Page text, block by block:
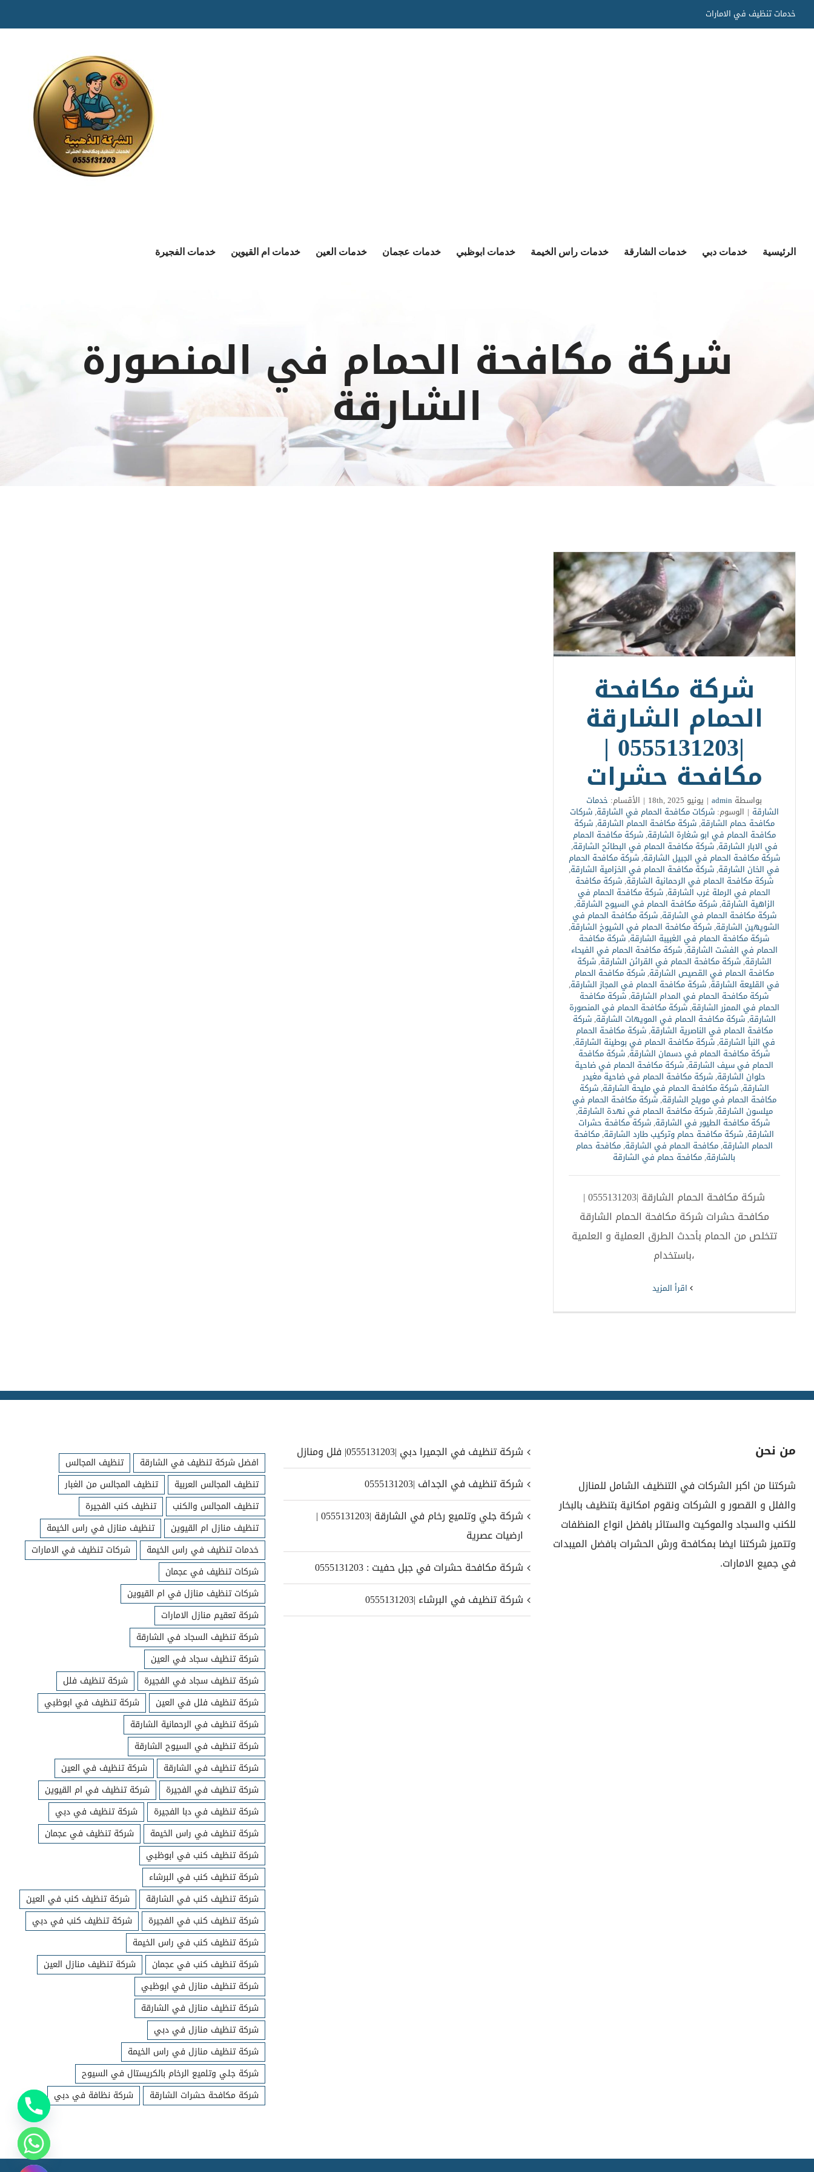
to
خدمات تنظيف في الامارات
الرئيسية خدمات دبي خدمات الشارقة خدمات راس الخيمة خدمات ابوظبي خدمات عجمان خدمات العين خدمات ام القيوين خدمات الفجيرة
شركة مكافحة الحمام في المنصورة
الشارقة
شركة مكافحة
الحمام الشارقة
|0555131203 |
مكافحة حشرات
بواسطة admin
| يونيو 18th, 2025 | الأقسام: خدمات
الشارقة | الوسوم:شركات مكافحة الحمام في الشارقة,شركات
مكافحة حمام الشارقة,شركة مكافحة الحمام الشارقة,شركة
مكافحة الحمام في ابو شغارة الشارقة,شركة مكافحة الحمام
في الابار الشارقة,شركة مكافحة الحمام في البطائح الشارقة,
شركة مكافحة الحمام في الجبيل الشارقة,شركة مكافحة الحمام
في الخان الشارقة,شركة مكافحة الحمام في الخزامية الشارقة,
شركة مكافحة الحمام في الرحمانية الشارقة,شركة مكافحة
الحمام في الرملة غرب الشارقة,شركة مكافحة الحمام في
الزاهية الشارقة,شركة مكافحة الحمام في السيوح الشارقة,
شركة مكافحة الحمام في الشارقة,شركة مكافحة الحمام في
الشويهين الشارقة,شركة مكافحة الحمام في الشيوخ الشارقة,
شركة مكافحة الحمام في الغبيبة الشارقة,شركة مكافحة
الحمام في الفشت الشارقة,شركة مكافحة الحمام في الفيحاء
الشارقة,شركة مكافحة الحمام في القرائن الشارقة,شركة
مكافحة الحمام في القصيص الشارقة,شركة مكافحة الحمام
في القليعة الشارقة,شركة مكافحة الحمام في المجاز الشارقة,
شركة مكافحة الحمام في المدام الشارقة,شركة مكافحة
الحمام في الممزر الشارقة,شركة مكافحة الحمام في المنصورة
الشارقة,شركة مكافحة الحمام في المويهات الشارقة,شركة
مكافحة الحمام في الناصرية الشارقة,شركة مكافحة الحمام
في النبأ الشارقة,شركة مكافحة الحمام في بوطينة الشارقة,
شركة مكافحة الحمام في دسمان الشارقة,شركة مكافحة
الحمام في سيف الشارقة,شركة مكافحة الحمام في ضاحية
حلوان الشارقة,شركة مكافحة الحمام في ضاحية مغيدر
الشارقة,شركة مكافحة الحمام في مليحة الشارقة,شركة
مكافحة الحمام في مويلح الشارقة,شركة مكافحة الحمام في
ميلسون الشارقة,شركة مكافحة الحمام في نهدة الشارقة,
شركة مكافحة الطيور في الشارقة,شركة مكافحة حشرات
الشارقة,شركة مكافحة حمام وتركيب طارد الشارقة,مكافحة
الحمام الشارقة,مكافحة الحمام في الشارقة,مكافحة حمام
بالشارقة,مكافحة حمام في الشارقة
شركة مكافحة الحمام الشارقة |0555131203 |
مكافحة حشرات شركة مكافحة الحمام الشارقة
تتخلص من الحمام بأحدث الطرق العملية و العلمية
،باستخدام
‫اقرأ المزيد
من نحن
شركتنا من اكبر الشركات في التنظيف الشامل للمنازل
والفلل و القصور و الشركات ونقوم امكانية بتنظيف بالبخار
للكنب والسجاد والموكيت والستائر بافضل انواع المنظفات
وتتميز شركتنا ايضا بمكافحة ورش الحشرات بافضل الميبدات
في جميع الامارات.
شركة تنظيف في الجميرا دبي |0555131203| فلل ومنازل
شركة تنظيف في الجداف |0555131203
شركة جلي وتلميع رخام في الشارقة |0555131203 |
ارضيات عصرية
شركة مكافحة حشرات في جبل حفيت : 0555131203
شركة تنظيف في البرشاء |0555131203
افضل شركة تنظيف في الشارقة
تنظيف المجالس
تنظيف المجالس العربية
تنظيف المجالس من الغبار
تنظيف المجالس والكنب
تنظيف كنب الفجيرة
تنظيف منازل ام القيوين
تنظيف منازل في راس الخيمة
خدمات تنظيف في راس الخيمة
شركات تنظيف في الامارات
شركات تنظيف في عجمان
شركات تنظيف منازل في ام القيوين
شركة تعقيم منازل الامارات
شركة تنظيف السجاد في الشارقة
شركة تنظيف سجاد في العين
شركة تنظيف سجاد في الفجيرة
شركة تنظيف فلل
شركة تنظيف فلل في العين
شركة تنظيف في ابوظبي
شركة تنظيف في الرحمانية الشارقة
شركة تنظيف في السيوح الشارقة
شركة تنظيف في الشارقة
شركة تنظيف في العين
شركة تنظيف في الفجيرة
شركة تنظيف في ام القيوين
شركة تنظيف في دبا الفجيرة
شركة تنظيف في دبي
شركة تنظيف في راس الخيمة
شركة تنظيف في عجمان
شركة تنظيف كنب في ابوظبي
شركة تنظيف كنب في البرشاء
شركة تنظيف كنب في الشارقة
شركة تنظيف كنب في العين
شركة تنظيف كنب في الفجيرة
شركة تنظيف كنب في دبي
شركة تنظيف كنب في راس الخيمة
شركة تنظيف كنب في عجمان
شركة تنظيف منازل العين
شركة تنظيف منازل في ابوظبي
شركة تنظيف منازل في الشارقة
شركة تنظيف منازل في دبي
شركة تنظيف منازل في راس الخيمة
شركة جلي وتلميع الرخام بالكريستال في السيوح
شركة مكافحة حشرات الشارقة
شركة نظافة في دبي